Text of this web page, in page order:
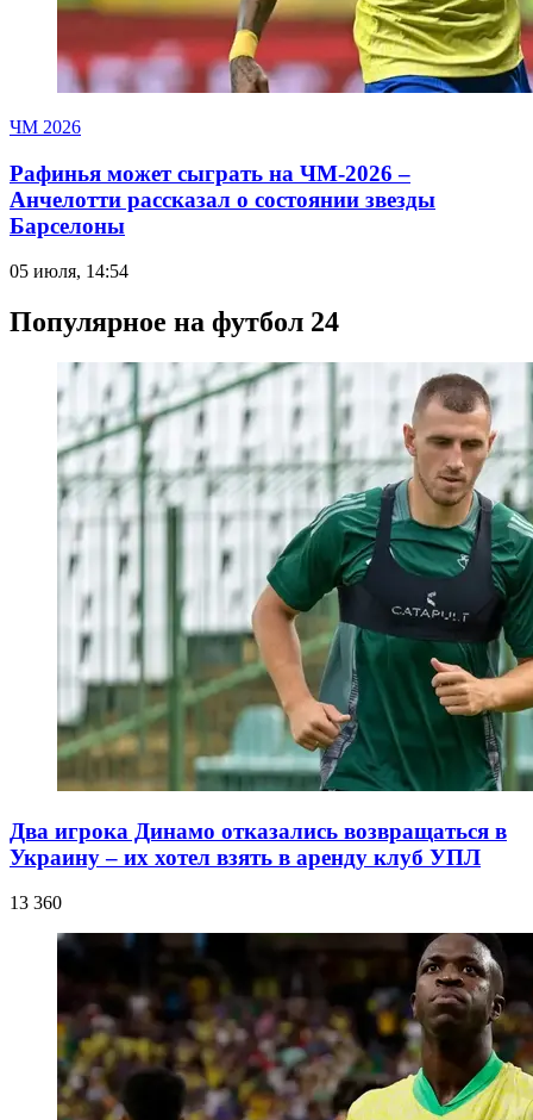
ЧМ 2026
Рафинья может сыграть на ЧМ-2026 –
Анчелотти рассказал о состоянии звезды
Барселоны
05 июля, 14:54
Популярное на футбол 24
Два игрока Динамо отказались возвращаться в
Украину – их хотел взять в аренду клуб УПЛ
13 360